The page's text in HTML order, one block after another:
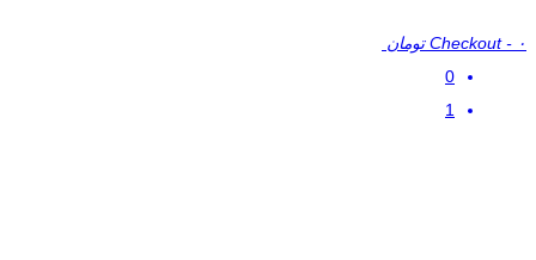
Checkout - ۰ تومان
0
1